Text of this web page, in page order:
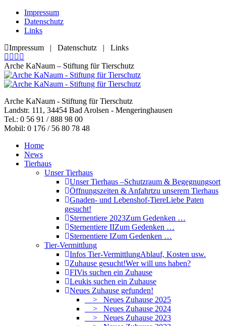
Zum
Inhalt
springen
Impressum
Datenschutz
Links
Impressum | Datenschutz | Links
Facebook
page
opens
in
window
YouTube
page
opens
in
window
RSS
page
opens
in
window
Mail
page
opens
new
window
Arche KaNaum – Stiftung für Tierschutz
Arche KaNaum - Stiftung für Tierschutz
Landstr. 111, 34454 Bad Arolsen - Mengeringhausen
Tel.: 0 56 91 / 888 98 00
Mobil: 0 176 / 56 80 78 48
Home
News
Tierhaus
Unser Tierhaus
Unser Tierhaus –Schutzraum & Begegnungsort
Öffnungszeiten & Anfahrtzu unserem Tierhaus
Gnaden- und Lebenshof-TiereLiebe Paten
gesucht!
Sternentiere 2023Zum Gedenken …
Sternentiere IIZum Gedenken …
Sternentiere IZum Gedenken …
Tier-Vermittlung
Infos Tier-VermittlungAblauf, Kosten usw.
Zuhause gesucht!Wer will uns haben?
FIVis suchen ein Zuhause
Leukis suchen ein Zuhause
Neues Zuhause gefunden!
> Neues Zuhause 2025
> Neues Zuhause 2024
> Neues Zuhause 2023